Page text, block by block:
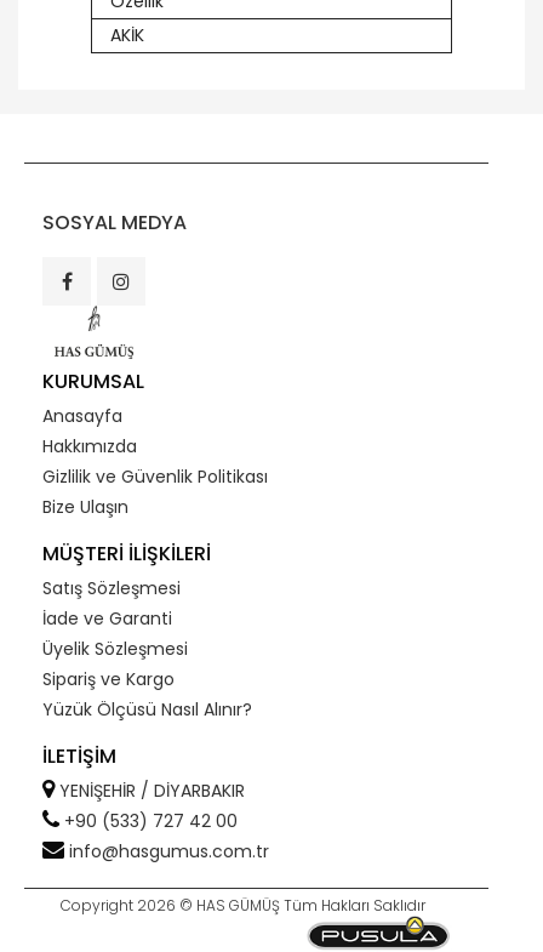
AKİK
SOSYAL MEDYA
KURUMSAL
Anasayfa
Hakkımızda
Gizlilik ve Güvenlik Politikası
Bize Ulaşın
MÜŞTERİ İLİŞKİLERİ
Satış Sözleşmesi
İade ve Garanti
Üyelik Sözleşmesi
Sipariş ve Kargo
Yüzük Ölçüsü Nasıl Alınır?
İLETİŞİM
YENİŞEHİR / DİYARBAKIR
+90 (533) 727 42 00
info@hasgumus.com.tr
Copyright 2026 © HAS GÜMÜŞ Tüm Hakları Saklıdır